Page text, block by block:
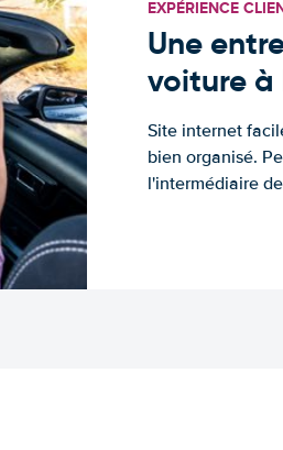
EXPÉRIENCE
Une
voiture à
Site internet
bien organisé.
l'intermédiaire